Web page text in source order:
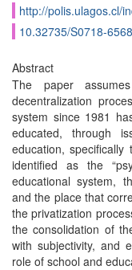
http://polis.ulagos.cl/
10.32735/S0718-
Abstract
The paper
decentralization
system since 1981
educated, through
education,
identified as the
educational system,
and the place that
the privatization
the consolidation of
with subjectivity, and
role of school and